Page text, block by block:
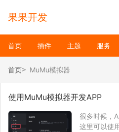
果果开发
首页 插件 主题 服务
首页 MuMu模拟器
使用MuMu模拟器开发APP
很多时候，
这里可以使